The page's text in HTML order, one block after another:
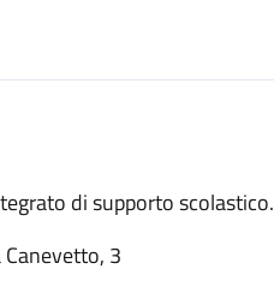
di supporto scolastico.
3